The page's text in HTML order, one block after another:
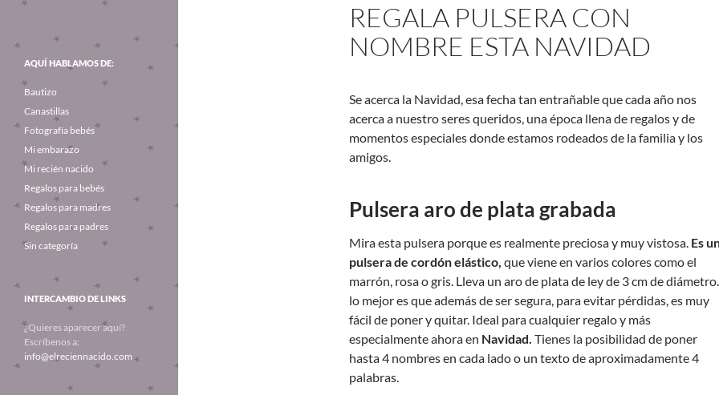
REGALA PULSERA CON
NOMBRE ESTA NAVIDAD
Se acerca la Navidad, esa fecha tan entrañable que cada año nos
acerca a nuestro seres queridos, una época llena de regalos y de
momentos especiales donde estamos rodeados de la familia y los
amigos.
Pulsera aro de plata grabada
Mira esta pulsera porque es realmente preciosa y muy vistosa. Es
pulsera de cordón elástico, que viene en varios colores como el
marrón, rosa o gris. Lleva un aro de plata de ley de 3 cm de
lo mejor es que además de ser segura, para evitar pérdidas, es muy
fácil de poner y quitar. Ideal para cualquier regalo y más
especialmente ahora en Navidad. Tienes la posibilidad de poner
hasta 4 nombres en cada lado o un texto de aproximadamente 4
palabras.
AQUÍ HABLAMOS DE:
Bautizo
Canastillas
Fotografía bebés
Mi embarazo
Mi recién nacido
Regalos para bebés
Regalos para madres
Regalos para padres
Sin categoría
INTERCAMBIO DE LINKS
¿Quieres aparecer aquí?
Escríbenos a:
info@elreciennacido.com